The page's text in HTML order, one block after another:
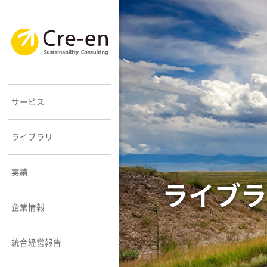
サービス コンサルティング
レポーティング
持続可能なまちづくり
ライブラリ 知見・事例
オピニオン
セミナー
メールマガジン
実績
お取引先様
実績一覧
企業情報
会社概要
理念とビジョン
事業紹介
あゆみ
統合経営報告
統合経営報告
経済報告
社会報告
環境報告
採用情報
メンバー
ソーシャルメディア
ライブ